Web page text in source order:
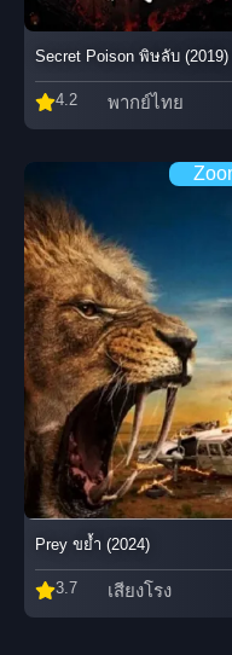
Secret Poison พิษลับ (2019)
4.2 พากย์ไทย
Prey ขย้ำ (2024)
3.7 เสียงโรง